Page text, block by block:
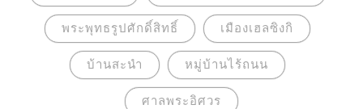
พระพุทธรูปศักดิ์สิทธิ์ เมืองเฮลซิงกิ
บ้านสะนำ หมู่บ้านไร้ถนน
ศาลพระอิศวร